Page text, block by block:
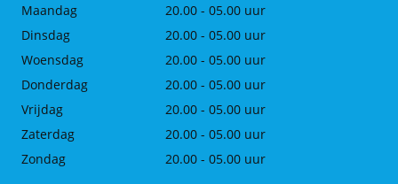
Maandag
20.00 - 05.00 uur
Dinsdag
20.00 - 05.00 uur
Woensdag
20.00 - 05.00 uur
Donderdag
20.00 - 05.00 uur
Vrijdag
20.00 - 05.00 uur
Zaterdag
20.00 - 05.00 uur
Zondag
20.00 - 05.00 uur